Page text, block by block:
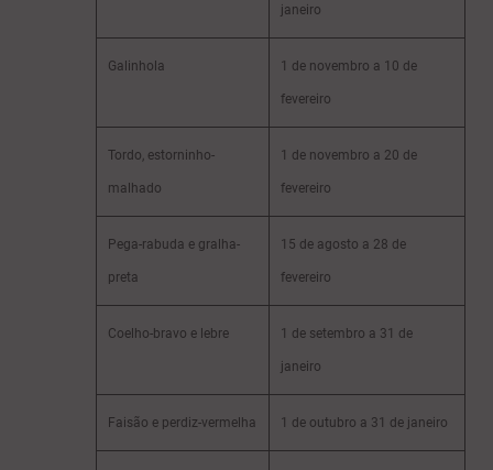
janeiro
Galinhola 1 de novembro a 10 de
fevereiro
Tordo, estorninho-
malhado
1 de novembro a 20 de
fevereiro
Pega-rabuda e gralha-
preta
15 de agosto a 28 de
fevereiro
Coelho-bravo e lebre 1 de setembro a 31 de
janeiro
Faisão e perdiz-vermelha 1 de outubro a 31 de janeiro